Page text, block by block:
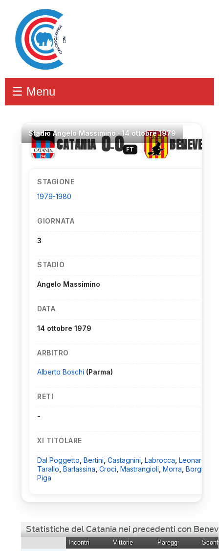
☰ Menu
StadioAngelo Massimino ·14 ottobre 1979
CATANIA 0–0 FT
STAGIONE
1979-1980
GIORNATA
3
STADIO
Angelo Massimino
DATA
14 ottobre 1979
ARBITRO
Alberto Boschi (Parma)
RETI
-
XI TITOLARE
Dal Poggetto Bertini Castagnini Labrocca Leonardi
Tarallo Barlassina Croci Mastrangioli Morra Borghi
Piga
Statistiche del Catania nei precedenti con
Incontri Vittorie Pareggi